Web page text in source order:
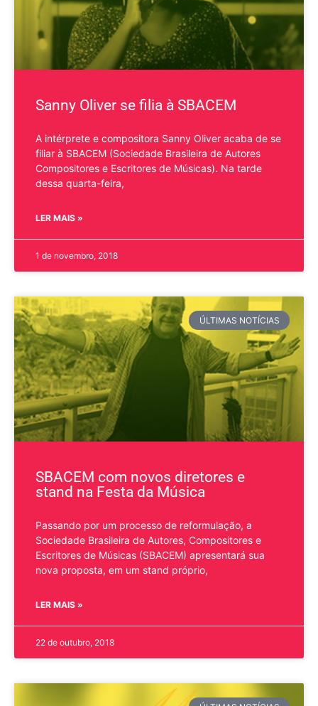
Sanny Oliver se filia à SBACEM
A intérprete e compositora Sanny Oliver acaba de se
filiar à SBACEM (Sociedade Brasileira de Autores
Compositores e Escritores de Músicas). Na tarde
dessa quarta-feira,
LER MAIS »
1 de novembro, 2018
ÚLTIMAS NOTÍCIAS
SBACEM com novos diretores e
stand na Festa da Música
Passando por um processo de reformulação, a
Sociedade Brasileira de Autores, Compositores e
Escritores de Músicas (SBACEM) apresentará sua
nova proposta, em um stand próprio,
LER MAIS »
22 de outubro, 2018